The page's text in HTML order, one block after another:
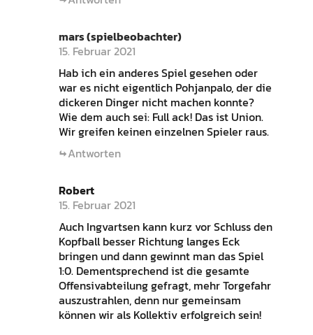
mars (spielbeobachter)
15. Februar 2021
Hab ich ein anderes Spiel gesehen oder
war es nicht eigentlich Pohjanpalo, der die
dickeren Dinger nicht machen konnte?
Wie dem auch sei: Full ack! Das ist Union.
Wir greifen keinen einzelnen Spieler raus.
Antworten
Robert
15. Februar 2021
Auch Ingvartsen kann kurz vor Schluss den
Kopfball besser Richtung langes Eck
bringen und dann gewinnt man das Spiel
1:0. Dementsprechend ist die gesamte
Offensivabteilung gefragt, mehr Torgefahr
auszustrahlen, denn nur gemeinsam
können wir als Kollektiv erfolgreich sein!